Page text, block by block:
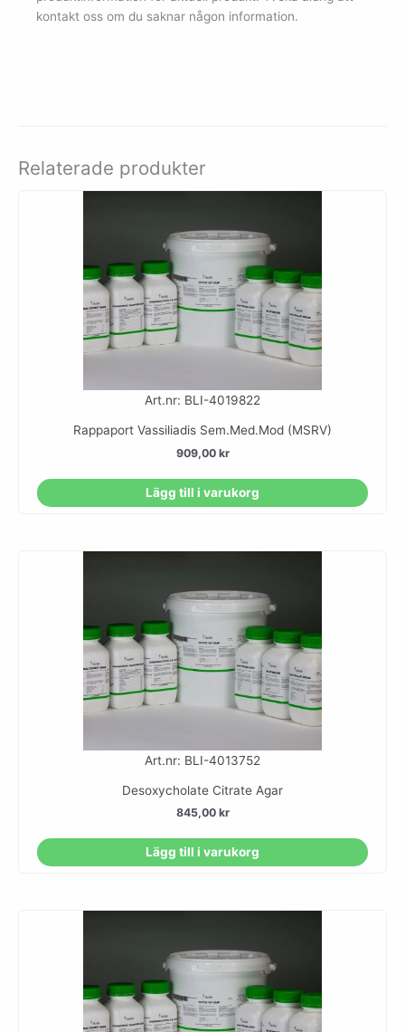
kontakt oss om du saknar någon information.
Relaterade produkter
Art.nr: BLI-4019822
Rappaport Vassiliadis Sem.Med.Mod (MSRV)
909,00 kr
Lägg till i varukorg
Art.nr: BLI-4013752
Desoxycholate Citrate Agar
845,00 kr
Lägg till i varukorg